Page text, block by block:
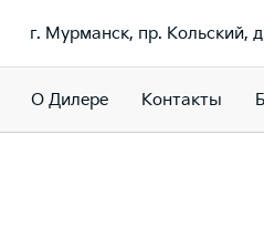
г. Мурманск, пр. Кольский,
О Дилере Контакты